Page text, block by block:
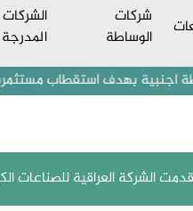
شركات
الوساطة
الشركات
المدرجة
استقطاب مستثمرين
قدمت الشركة العراقية للصناعات